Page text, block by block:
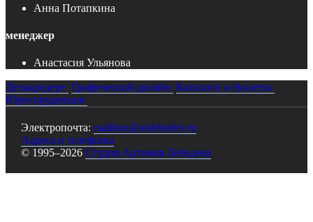
Анна Потапкина
менеджер
Анастасия Ульянова
Делькредере Графический дизайн Каталоги и буклеты
Юриспруденция
Электропочта: mailbox@artlebedev.ru
Адреса и телефоны
© 1995–2026 Студия Артемия Лебедева